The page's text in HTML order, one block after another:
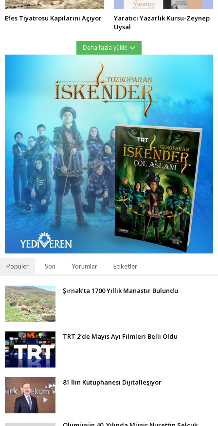
Efes Tiyatrosu Kapılarını Açıyor
Yaratıcı Yazarlık Kursu-Zeynep
Uysal
Daha fazla yükle
Popüler Son Yorumlar Etiketler
Şırnak’ta 1700 Yıllık Manastır Bulundu
TRT 2’de Mayıs Ayı Filmleri Belli Oldu
81 İlin Kütüphanesi Dijitalleşiyor